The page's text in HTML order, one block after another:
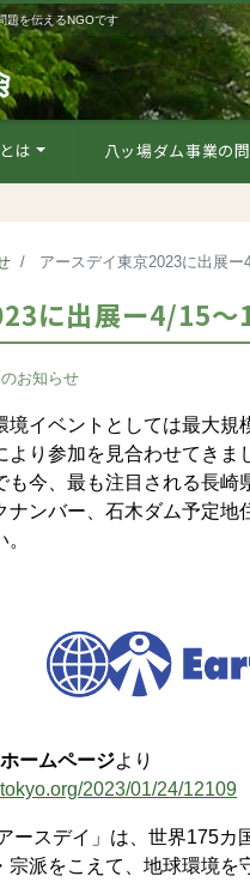
題を伝えるNGOです
は 八ッ場ダム事業の
アースデイ東京2023に出展ー
に出展ー4/15～
お知らせ
イベントとしては最大規
より参加を見合わせてき
も今、最も注目される長
ナンバー、石木ダム予定
ームページより
2023/01/24/12109
スデイ」は、世界175カ
宗派をこえて、地球環境